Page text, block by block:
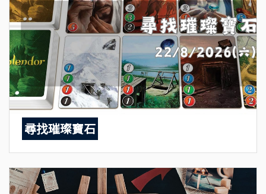
尋找璀璨寶石